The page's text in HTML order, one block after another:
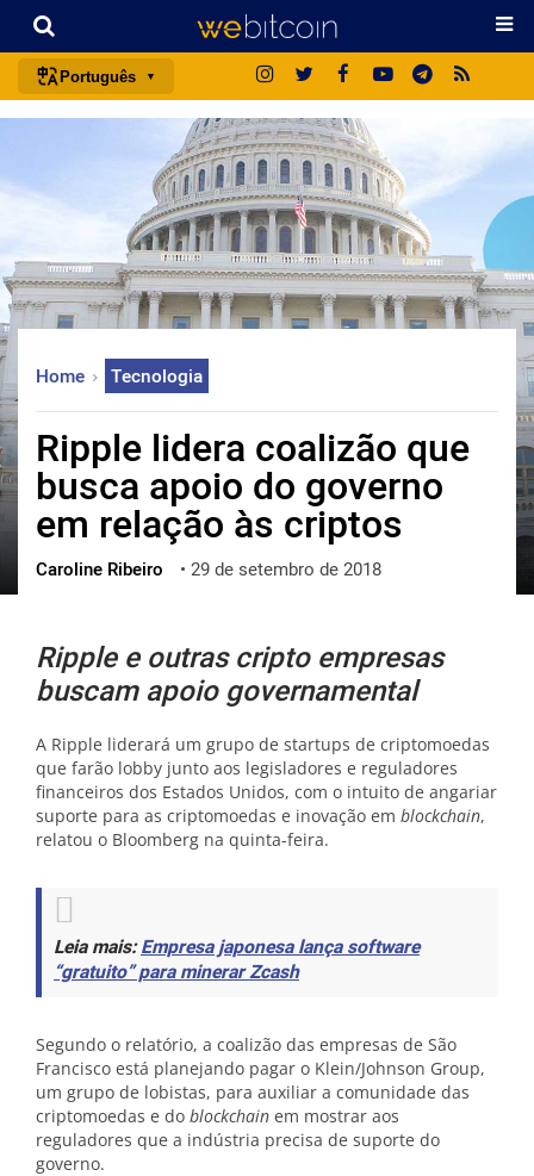
Português
português (BR)
français
italiano
deutsch
中文
한국어
العربية
ქართული
vietnamese
Home Tecnologia
Ripple lidera coalizão que
busca apoio do governo
em relação às criptos
Caroline Ribeiro • 29 de setembro de 2018
Ripple e outras cripto empresas
buscam apoio governamental
A Ripple liderará um grupo de startups de criptomoedas
que farão lobby junto aos legisladores e reguladores
financeiros dos Estados Unidos, com o intuito de angariar
suporte para as criptomoedas e inovação em blockchain,
relatou o Bloomberg na quinta-feira.
Leia mais:Empresa japonesa lança software
“gratuito” para minerar Zcash
Segundo o relatório, a coalizão das empresas de São
Francisco está planejando pagar o Klein/Johnson Group,
um grupo de lobistas, para auxiliar a comunidade das
criptomoedas e do blockchain em mostrar aos
reguladores que a indústria precisa de suporte do
governo.